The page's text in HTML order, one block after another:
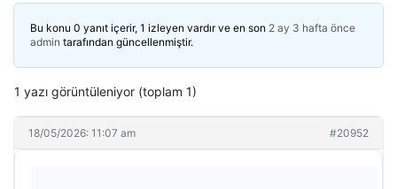
Bu konu 0 yanıt içerir, 1 izleyen vardır ve en son 2 ay 3 hafta önce
admin tarafından güncellenmiştir.
1 yazı görüntüleniyor (toplam 1)
18/05/2026: 11:07 am #20952